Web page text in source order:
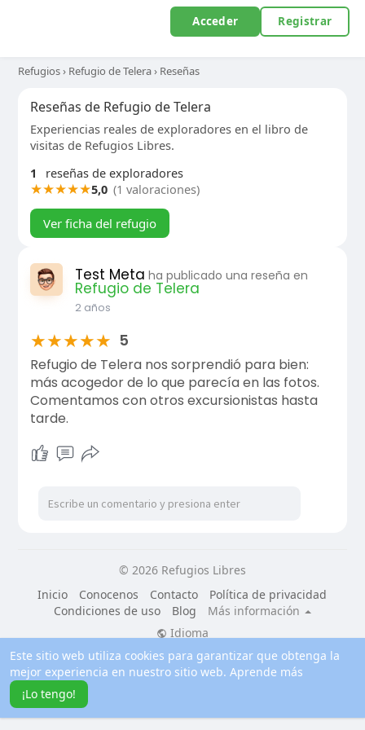
Este sitio web utiliza cookies para garantizar que obtenga la
mejor experiencia en nuestro sitio web. Aprende más
¡Lo tengo!
Acceder Registrar
Refugios› Refugio de Telera› Reseñas
Reseñas de Refugio de Telera
Experiencias reales de exploradores en el libro de
visitas de Refugios Libres.
1
reseñas de exploradores
★★★★★5,0 (1 valoraciones)
Ver ficha del refugio
Test Meta ha publicado una reseña en
Refugio de Telera
2 años
★★★★★ 5
Refugio de Telera nos sorprendió para bien:
más acogedor de lo que parecía en las fotos.
Comentamos con otros excursionistas hasta
tarde.
© 2026 Refugios Libres
Inicio
Conocenos Contacto
Política de privacidad
Condiciones de uso
Blog
Más información
Idioma